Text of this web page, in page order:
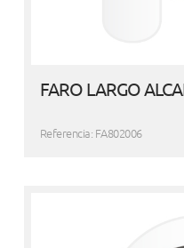
FARO LARGO
Referencia: FA802006